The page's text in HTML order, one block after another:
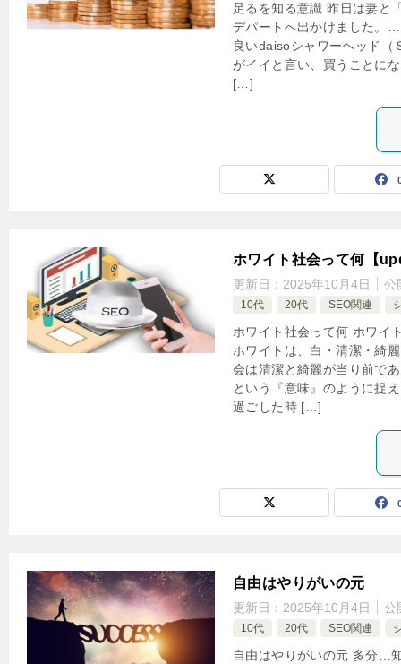
足るを知る意識 昨日は妻と
デパートへ出かけました。
良いdaisoシャワーヘッド
がイイと言い、買うことに
[…]
ホワイト社会って何【
更新日： 2025年10月4日 公
10代 20代 SEO関連
ホワイト社会って何 ホワ
ホワイトは、白・清潔・綺
会は清潔と綺麗が当り前で
という『意味』のように捉
過ごした時 […]
自由はやりがいの元
更新日： 2025年10月4日 公
10代 20代 SEO関連
自由はやりがいの元 多分…